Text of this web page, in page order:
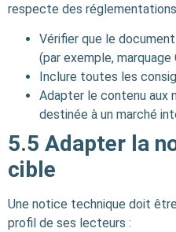
respecte des
Vérifier que le
(par exemple,
Inclure toutes les
Adapter le contenu aux
destinée à un marché
5.5 Adapter la
cible
Une notice technique doit
profil de ses lecteurs :